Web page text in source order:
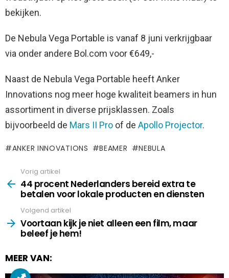
bekijken.
De Nebula Vega Portable is vanaf 8 juni verkrijgbaar
via onder andere Bol.com voor €649,-
Naast de Nebula Vega Portable heeft Anker
Innovations nog meer hoge kwaliteit beamers in hun
assortiment in diverse prijsklassen. Zoals
bijvoorbeeld de Mars II Pro of de Apollo Projector.
ANKER INNOVATIONS BEAMER NEBULA
more
Vorig artikel
44 procent Nederlanders bereid extra te
betalen voor lokale producten en diensten
Volgend artikel
Voortaan kijk je niet alleen een film, maar
beleef je hem!
MEER VAN: